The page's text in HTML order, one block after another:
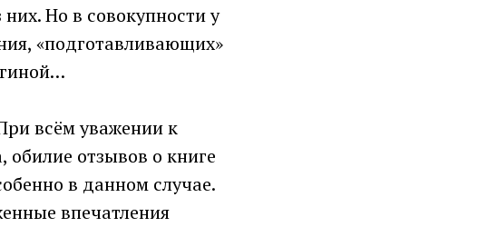
Но в совокупности у
«подготавливающих»
всём уважении к
обилие отзывов о книге
в данном случае.
впечатления